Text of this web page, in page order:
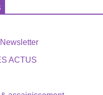
ACTUS